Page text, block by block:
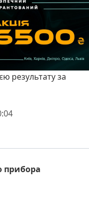
результату за
прибора